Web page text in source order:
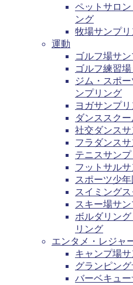
ペットサロ
ング
牧場サンプ
運動
ゴルフ場サ
ゴルフ練習
ジム・スポ
ンプリング
ヨガサンプ
ダンススク
社交ダンス
フラダンス
テニスサン
フットサル
スポーツ少
スイミング
スキー場サ
ボルダリン
リング
エンタメ・レジャ
キャンプ場
グランピン
バーベキュ